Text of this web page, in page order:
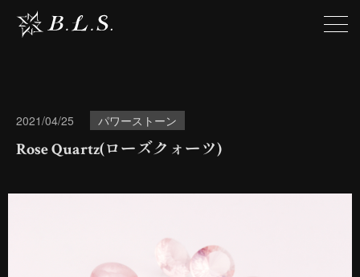
2021/04/25 パワーストーン
Rose Quartz(ローズクォーツ)